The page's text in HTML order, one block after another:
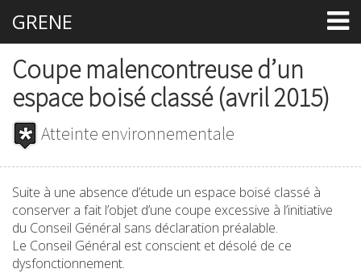
GRENE
Coupe malencontreuse d’un
espace boisé classé (avril 2015)
Atteinte environnementale
Suite à une absence d’étude un espace boisé classé à
conserver a fait l’objet d’une coupe excessive à l’initiative
du Conseil Général sans déclaration préalable.
Le Conseil Général est conscient et désolé de ce
dysfonctionnement.